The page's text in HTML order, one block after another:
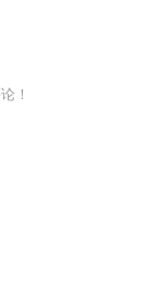
！